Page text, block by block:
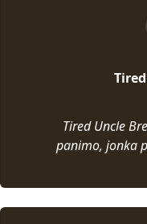
Tired Uncle
panimo, jonka